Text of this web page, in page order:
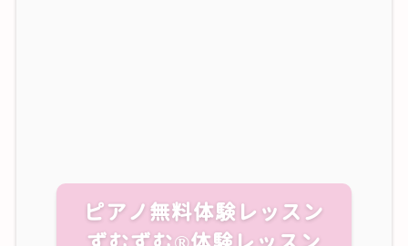
ピアノ無料体験レッスン